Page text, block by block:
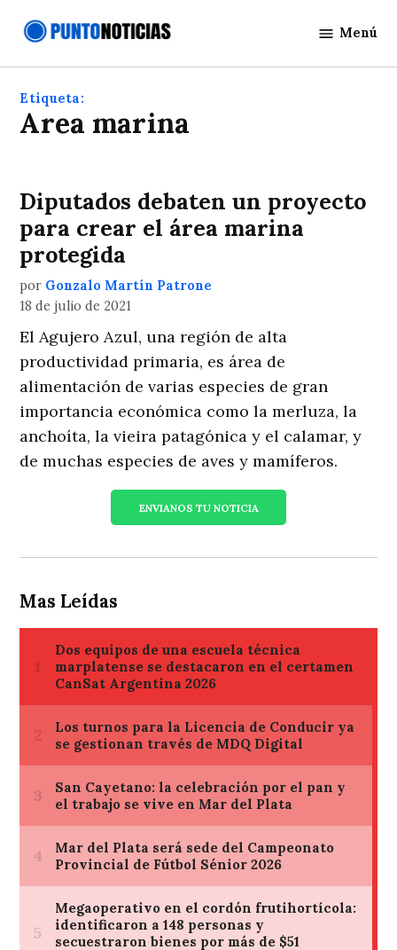
Noticias
Menú
Etiqueta:
Area marina
Diputados debaten un proyecto
para crear el área marina
protegida
por Gonzalo Martín Patrone
18 de julio de 2021
El Agujero Azul, una región de alta
productividad primaria, es área de
alimentación de varias especies de gran
importancia económica como la merluza, la
anchoíta, la vieira patagónica y el calamar, y
de muchas especies de aves y mamíferos.
ENVIANOS TU NOTICIA
Mas Leídas